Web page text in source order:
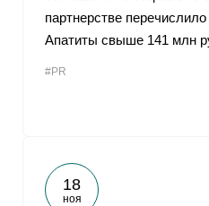
партнерстве
Апатиты свыше 141 млн
#PR
18
ноя